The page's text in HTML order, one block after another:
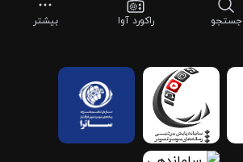
جستجو راکورد آوا بیشتر